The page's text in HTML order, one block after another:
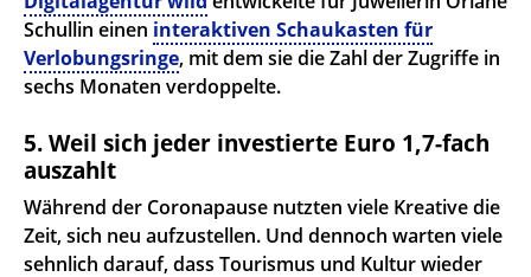
Schullin einen interaktiven Schaukasten für
Verlobungsringe, mit dem sie die Zahl der Zugriffe in
sechs Monaten verdoppelte.
5. Weil sich jeder investierte Euro 1,7-fach
auszahlt
Während der Coronapause nutzten viele Kreative die
Zeit, sich neu aufzustellen. Und dennoch warten viele
sehnlich darauf, dass Tourismus und Kultur wieder